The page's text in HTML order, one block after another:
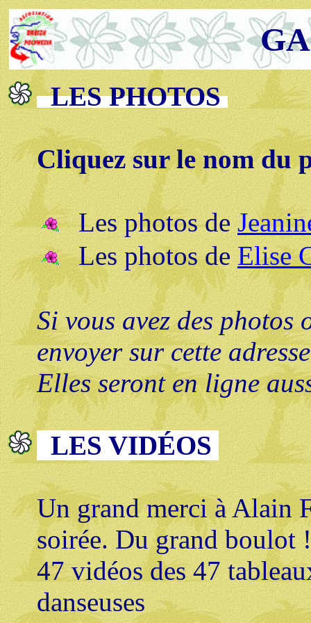
LES PHOTOS
Cliquez sur le nom du
Les photos de
Les photos deElise
Si vous avez des photos
envoyer sur cette
Elles seront en ligne
LES VIDÉOS
Un grand merci à Alain
soirée. Du grand boulot !
47 vidéos des 47
danseuses